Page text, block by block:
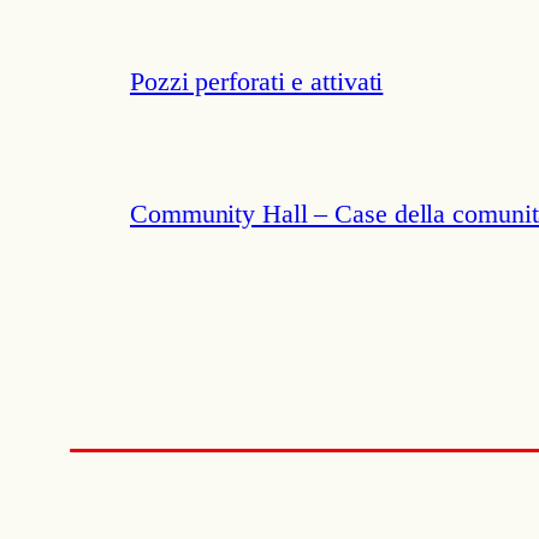
Pozzi perforati e attivati
Community Hall – Case della